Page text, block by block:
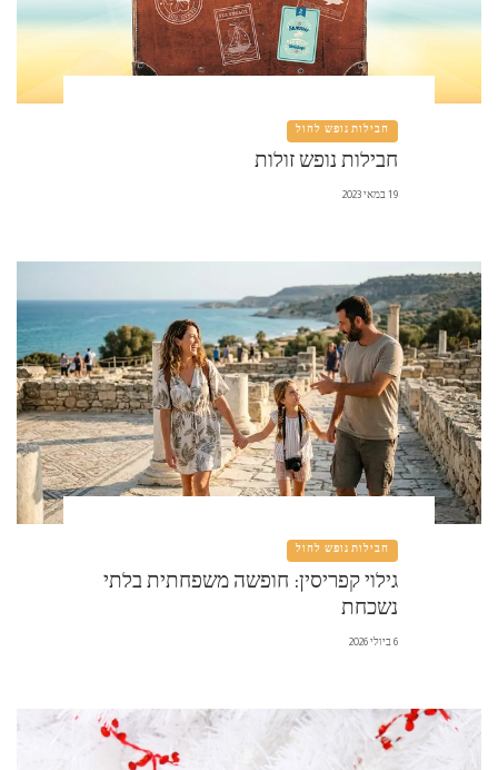
חבילות נופש לחול
חבילות נופש זולות
19 במאי 2023
חבילות נופש לחול
גילוי קפריסין: חופשה משפחתית בלתי
נשכחת
6 ביולי 2026